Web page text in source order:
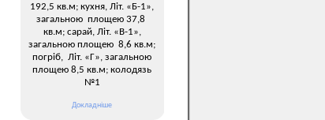
192,5 кв.м; кухня, Літ. «Б-1»,
загальною площею 37,8
кв.м; сарай, Літ. «В-1»,
загальною площею 8,6 кв.м;
погріб, Літ. «Г», загальною
площею 8,5 кв.м; колодязь
№1
Докладніше